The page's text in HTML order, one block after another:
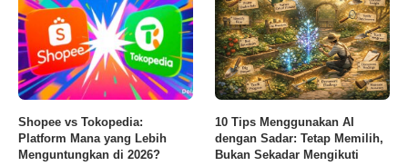
Shopee vs Tokopedia:
Platform Mana yang Lebih
Menguntungkan di 2026?
10 Tips Menggunakan AI
dengan Sadar: Tetap Memilih,
Bukan Sekadar Mengikuti